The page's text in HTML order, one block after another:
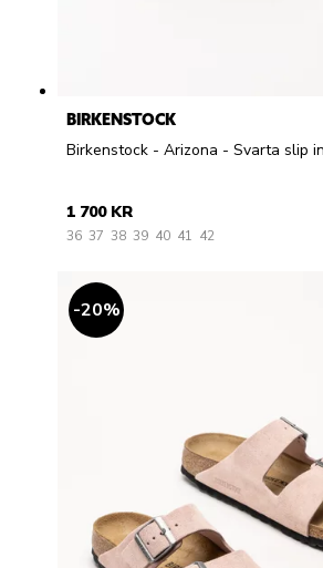
BIRKENSTOCK
Birkenstock - Arizona - Svarta slip
1 700 KR
36 37 38 39 40 41 42
20%